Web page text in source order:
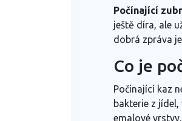
Počínající
ještě díra, ale
dobrá zpráva
Co je
Počínající kaz
bakterie z
emalové